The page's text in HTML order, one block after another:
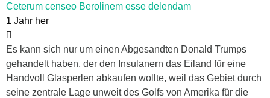
Ceterum censeo Berolinem esse delendam
1 Jahr her
Es kann sich nur um einen Abgesandten Donald Trumps
gehandelt haben, der den Insulanern das Eiland für eine
Handvoll Glasperlen abkaufen wollte, weil das Gebiet durch
seine zentrale Lage unweit des Golfs von Amerika für die